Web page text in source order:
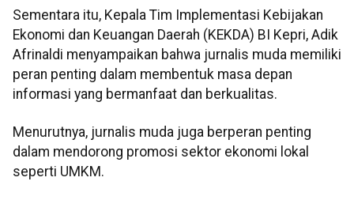
Sementara itu, Kepala Tim Implementasi Kebijakan
Ekonomi dan Keuangan Daerah (KEKDA) BI Kepri, Adik
Afrinaldi menyampaikan bahwa jurnalis muda memiliki
peran penting dalam membentuk masa depan
informasi yang bermanfaat dan berkualitas.
Menurutnya, jurnalis muda juga berperan penting
dalam mendorong promosi sektor ekonomi lokal
seperti UMKM.